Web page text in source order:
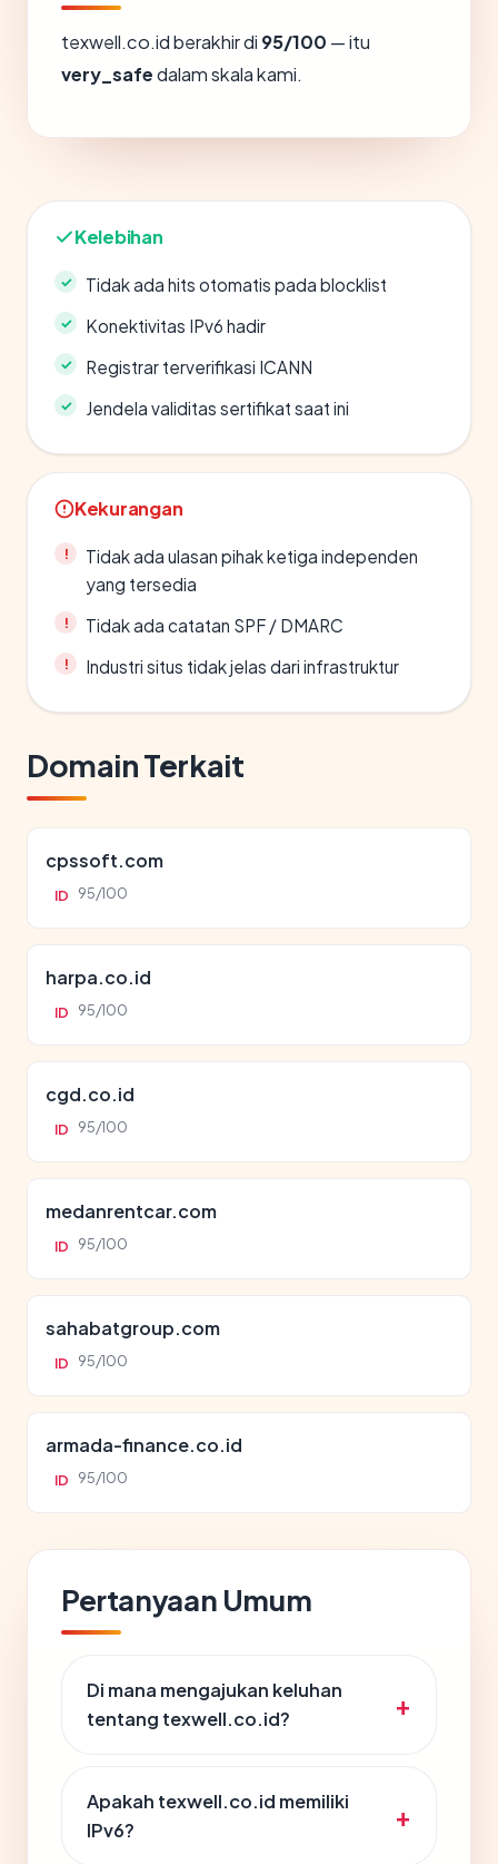
texwell.co.id berakhir di 95/100 — itu
very_safedalam skala kami.
Kelebihan
Tidak ada hits otomatis pada blocklist
Konektivitas IPv6 hadir
Registrar terverifikasi ICANN
Jendela validitas sertifikat saat ini
Kekurangan
Tidak ada ulasan pihak ketiga independen
yang tersedia
Tidak ada catatan SPF / DMARC
Industri situs tidak jelas dari infrastruktur
Domain Terkait
cpssoft.com
ID 95/100
harpa.co.id
ID 95/100
cgd.co.id
ID 95/100
medanrentcar.com
ID 95/100
sahabatgroup.com
ID 95/100
armada-finance.co.id
ID 95/100
Pertanyaan Umum
Di mana mengajukan keluhan
tentang texwell.co.id?
Apakah texwell.co.id memiliki
IPv6?